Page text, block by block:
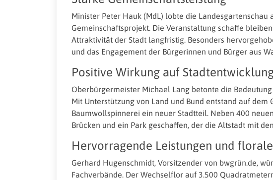
Minister Peter Hauk (MdL) lobte die Landesgartenschau
Gemeinschaftsprojekt. Die Veranstaltung schaffe
Attraktivität der Stadt langfristig. Besonders
und das Engagement der Bürgerinnen und Bürger aus
Positive Wirkung auf
Oberbürgermeister Michael Lang betonte die
Mit Unterstützung von Land und Bund entstand auf dem
Baumwollspinnerei ein neuer Stadtteil. Neben 400
Brücken und ein Park geschaffen, der die Altstadt mit
Hervorragende Leistungen und
Gerhard Hugenschmidt, Vorsitzender von bwgrün.de,
Fachverbände. Der Wechselflor auf 3.500